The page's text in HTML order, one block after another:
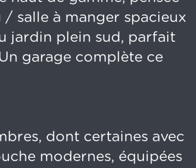
salle à manger spacieux
jardin plein sud, parfait
garage complète ce
dont certaines avec
modernes, équipées